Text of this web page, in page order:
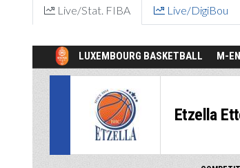
Live/Stat. FIBA Live/DigiBou